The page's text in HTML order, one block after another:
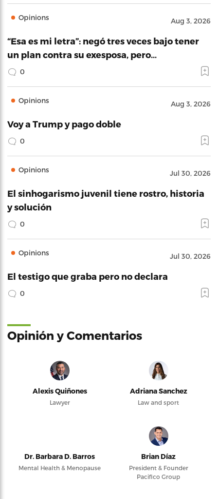
Opinions Aug 3, 2026
“Esa es mi letra”: negó tres veces bajo tener
un plan contra su exesposa, pero…
0
Opinions Aug 3, 2026
Voy a Trump y pago doble
0
Opinions Jul 30, 2026
El sinhogarismo juvenil tiene rostro, historia
y solución
0
Opinions Jul 30, 2026
El testigo que graba pero no declara
0
Opinión y Comentarios
Alexis Quiñones
Lawyer
Adriana Sanchez
Law and sport
Dr. Barbara D. Barros
Mental Health & Menopause
Brian Díaz
President & Founder
Pacifico Group